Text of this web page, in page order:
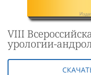
VIII
урологии-